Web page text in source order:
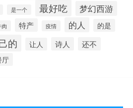
是一个 最好吃 梦幻西游
肉 特产 疫情 的人 的是
的 让人 诗人 还不
厅